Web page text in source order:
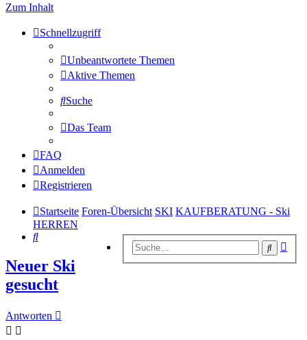
Zum Inhalt
Schnellzugriff
Unbeantwortete Themen
Aktive Themen
Suche
Das Team
FAQ
Anmelden
Registrieren
Startseite Foren-Übersicht SKI KAUFBERATUNG - Ski
HERREN
Suche
Suche
Neuer Ski
gesucht
Antworten